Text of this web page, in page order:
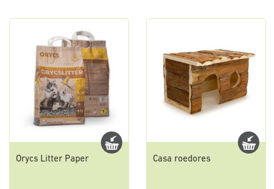
Orycs Litter Paper Casa roedores